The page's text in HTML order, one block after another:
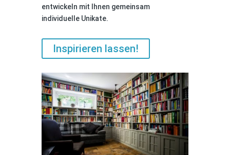
entwickeln mit Ihnen gemeinsam
individuelle Unikate.
Inspirieren lassen!